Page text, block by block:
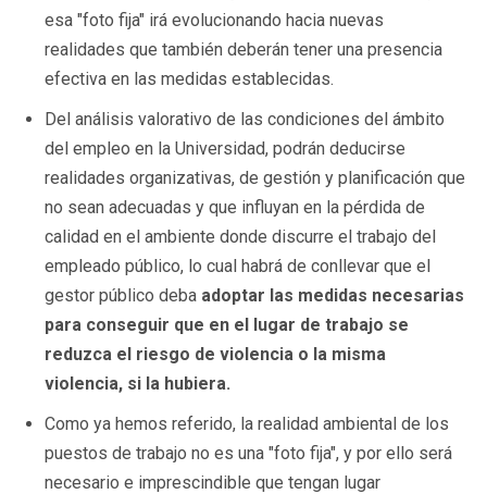
esa "foto fija" irá evolucionando hacia nuevas
realidades que también deberán tener una presencia
efectiva en las medidas establecidas.
Del análisis valorativo de las condiciones del ámbito
del empleo en la Universidad, podrán deducirse
realidades organizativas, de gestión y planificación que
no sean adecuadas y que influyan en la pérdida de
calidad en el ambiente donde discurre el trabajo del
empleado público, lo cual habrá de conllevar que el
gestor público deba adoptar las medidas necesarias
para conseguir que en el lugar de trabajo se
reduzca el riesgo de violencia o la misma
violencia, si la hubiera.
Como ya hemos referido, la realidad ambiental de los
puestos de trabajo no es una "foto fija", y por ello será
necesario e imprescindible que tengan lugar